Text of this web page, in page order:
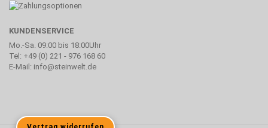
KUNDENSERVICE
Mo.-Sa. 09:00 bis 18:00Uhr
Tel: +49 (0) 221 - 976 168 60
E-Mail: info@steinwelt.de